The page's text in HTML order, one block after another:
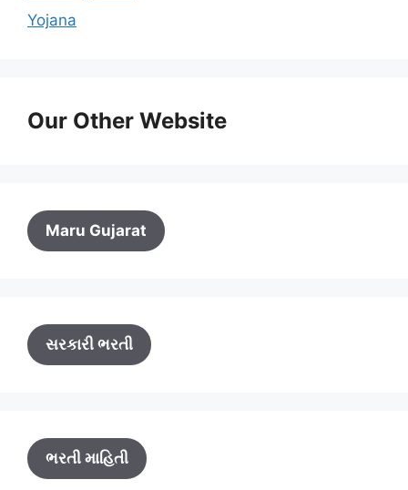
Yojana
Our Other Website
Maru Gujarat
સરકારી ભરતી
ભરતી માહિતી